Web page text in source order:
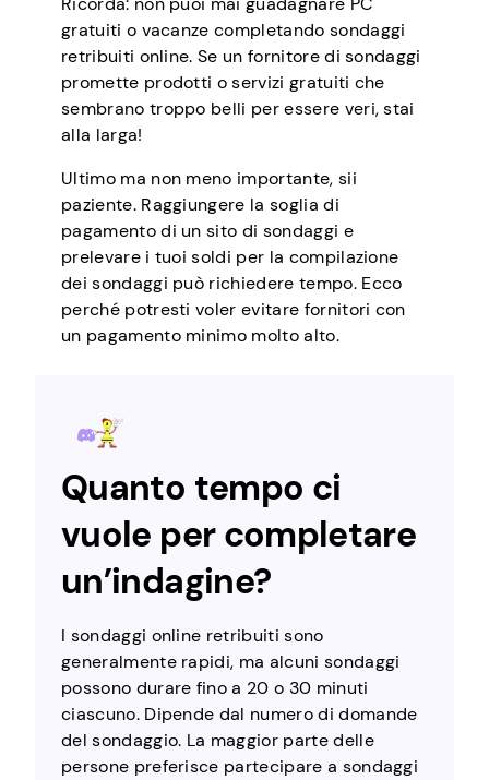
gratuiti o vacanze completando sondaggi
retribuiti online. Se un fornitore di sondaggi
promette prodotti o servizi gratuiti che
sembrano troppo belli per essere veri, stai
alla larga!
Ultimo ma non meno importante, sii
paziente. Raggiungere la soglia di
pagamento di un sito di sondaggi e
prelevare i tuoi soldi per la compilazione
dei sondaggi può richiedere tempo. Ecco
perché potresti voler evitare fornitori con
un pagamento minimo molto alto.
Quanto tempo ci
vuole per completare
un’indagine?
I sondaggi online retribuiti sono
generalmente rapidi, ma alcuni sondaggi
possono durare fino a 20 o 30 minuti
ciascuno. Dipende dal numero di domande
del sondaggio. La maggior parte delle
persone preferisce partecipare a sondaggi